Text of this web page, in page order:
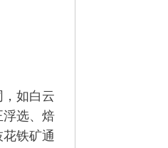
如白云
选、焙
铁矿通